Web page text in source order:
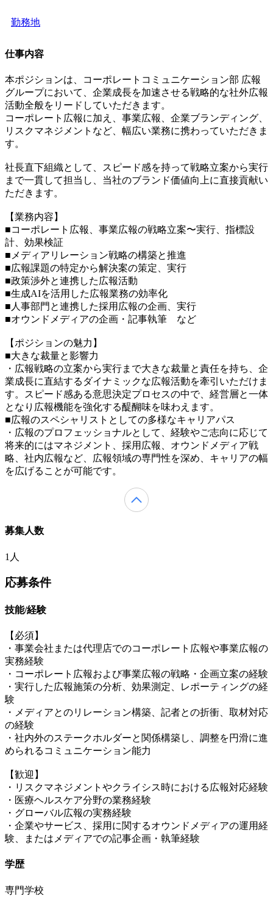
勤務地
仕事内容
本ポジションは、コーポレートコミュニケーション部 広報
グループにおいて、企業成長を加速させる戦略的な社外広報
活動全般をリードしていただきます。
コーポレート広報に加え、事業広報、企業ブランディング、
リスクマネジメントなど、幅広い業務に携わっていただきま
す。
社長直下組織として、スピード感を持って戦略立案から実行
まで一貫して担当し、当社のブランド価値向上に直接貢献い
ただきます。
【業務内容】
■コーポレート広報、事業広報の戦略立案〜実行、指標設
計、効果検証
■メディアリレーション戦略の構築と推進
■広報課題の特定から解決案の策定、実行
■政策渉外と連携した広報活動
■生成AIを活用した広報業務の効率化
■人事部門と連携した採用広報の企画、実行
■オウンドメディアの企画・記事執筆 など
【ポジションの魅力】
■大きな裁量と影響力
・広報戦略の立案から実行まで大きな裁量と責任を持ち、企
業成長に直結するダイナミックな広報活動を牽引いただけま
す。スピード感ある意思決定プロセスの中で、経営層と一体
となり広報機能を強化する醍醐味を味わえます。
■広報のスペシャリストとしての多様なキャリアパス
・広報のプロフェッショナルとして、経験やご志向に応じて
将来的にはマネジメント、採用広報、オウンドメディア戦
略、社内広報など、広報領域の専門性を深め、キャリアの幅
を広げることが可能です。
募集人数
1人
応募条件
技能/経験
【必須】
・事業会社または代理店でのコーポレート広報や事業広報の
実務経験
・コーポレート広報および事業広報の戦略・企画立案の経験
・実行した広報施策の分析、効果測定、レポーティングの経
験
・メディアとのリレーション構築、記者との折衝、取材対応
の経験
・社内外のステークホルダーと関係構築し、調整を円滑に進
められるコミュニケーション能力
【歓迎】
・リスクマネジメントやクライシス時における広報対応経験
・医療ヘルスケア分野の業務経験
・グローバル広報の実務経験
・企業やサービス、採用に関するオウンドメディアの運用経
験、またはメディアでの記事企画・執筆経験
学歴
専門学校